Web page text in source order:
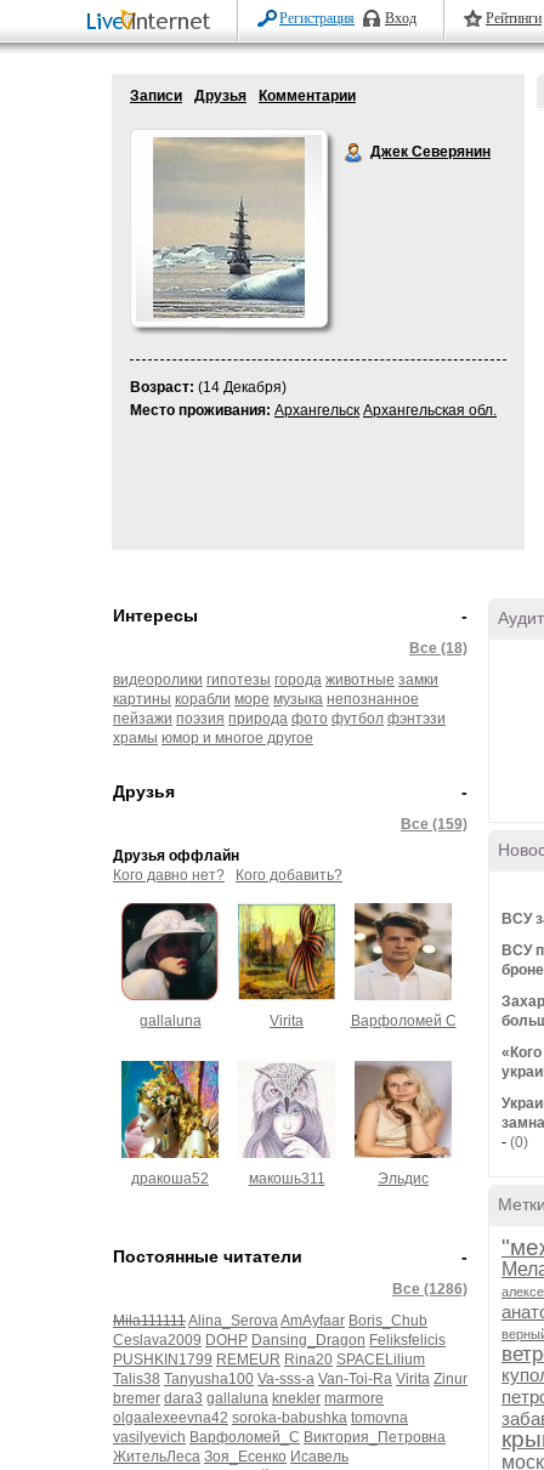
Регистрация Вход Рейтинги
Записи Друзья Комментарии
Джек Северянин
Возраст: (14 Декабря)
Место проживания: Архангельск Архангельская обл.
-
Интересы
Все (18)
видеоролики гипотезы города животные замки
картины корабли море музыка непознанное
пейзажи поэзия природа фото футбол фэнтэзи
храмы юмор и многое другое
-
Друзья
Все (159)
Друзья оффлайн
Кого давно нет?
Кого добавить?
gallaluna Virita Варфоломей С
дракоша52 макошь311 Эльдис
-
Постоянные читатели
Все (1286)
Mila111111Alina_SerovaAmAyfaar Boris_Chub
Ceslava2009 DOHP Dansing_Dragon Feliksfelicis
PUSHKIN1799 REMEUR Rina20 SPACELilium
Talis38 Tanyusha100 Va-sss-a Van-Toi-Ra Virita Zinur
bremer dara3 gallaluna knekler marmore
olgaalexeevna42 soroka-babushka tomovna
vasilyevich Варфоломей_С Виктория_Петровна
ЖительЛеса Зоя_Есенко Исавель
ВСУ
ВСУ
- (0)